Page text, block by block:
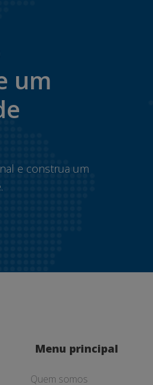
um
e construa um
Menu principal
Quem somos